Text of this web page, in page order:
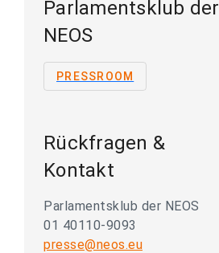
Parlamentsklub der
NEOS
PRESSROOM
Rückfragen &
Kontakt
Parlamentsklub der NEOS
01 40110-9093
presse@neos.eu